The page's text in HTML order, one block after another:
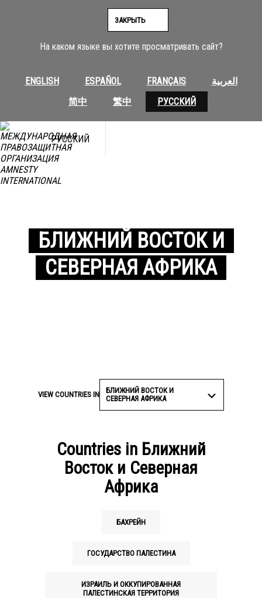
На каком языке вы хотите просматривать сайт?
ENGLISH ESPAÑOL FRANÇAIS
العربية
简中
繁中 РУССКИЙ
ЗАКРЫТЬ
РУССКИЙ
БЛИЖНИЙ ВОСТОК И
СЕВЕРНАЯ АФРИКА
VIEW COUNTRIES IN
БЛИЖНИЙ ВОСТОК И
СЕВЕРНАЯ АФРИКА
Countries in Ближний
Восток и Северная
Африка
БАХРЕЙН
ГОСУДАРСТВО ПАЛЕСТИНА
ИЗРАИЛЬ И ОККУПИРОВАННАЯ
ПАЛЕСТИНСКАЯ ТЕРРИТОРИЯ